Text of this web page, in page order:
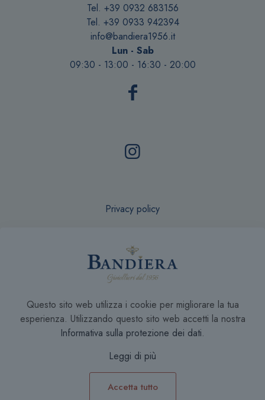
Tel. +39 0932 683156
Tel. +39 0933 942394
info@bandiera1956.it
Lun - Sab
09:30 - 13:00 - 16:30 - 20:00
Privacy policy
Recesso online
Condizioni di Vendita
Questo sito web utilizza i cookie per migliorare la tua
esperienza. Utilizzando questo sito web accetti la nostra
Informativa sulla protezione dei dati.
Leggi di più
Accetta tutto